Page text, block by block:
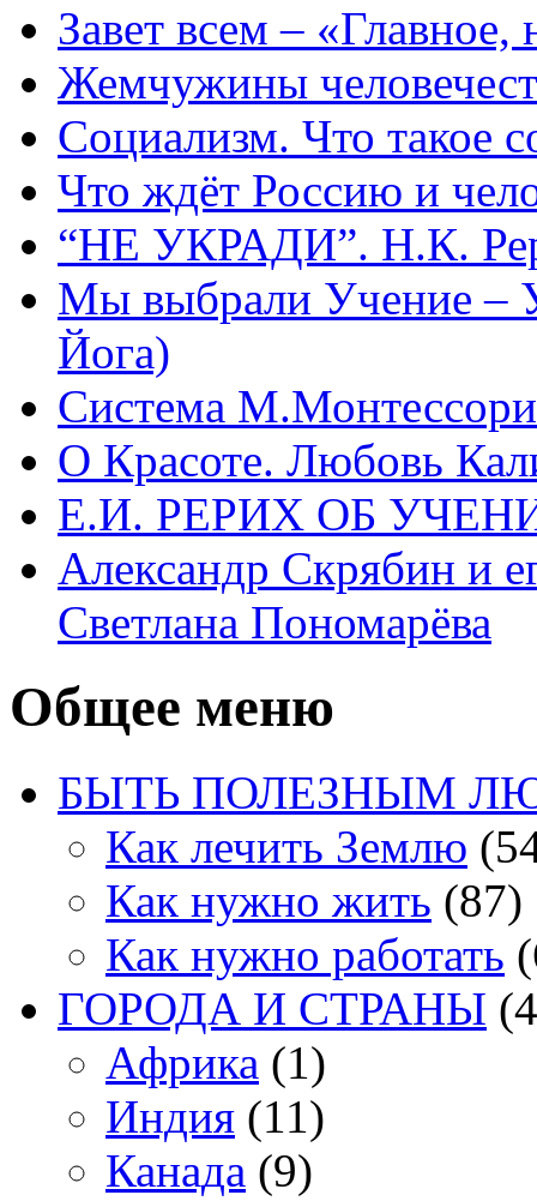
Завет всем –
Жемчужины
Социализм. Что такое
Что ждёт Россию и
“НЕ УКРАДИ”. Н.К.
Мы выбрали Учение –
Йога)
Система М.Монтессори
О Красоте. Любовь
Е.И. РЕРИХ ОБ
Александр Скрябин и
Светлана Пономарёва
Общее меню
БЫТЬ ПОЛЕЗНЫМ
Как лечить Землю
Как нужно жить (87)
Как нужно работать
ГОРОДА И СТРАНЫ
Африка (1)
Индия (11)
Канада (9)